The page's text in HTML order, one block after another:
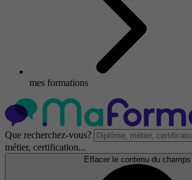
mes formations
Que recherchez-vous?
métier, certification...
Effacer le contenu du champs